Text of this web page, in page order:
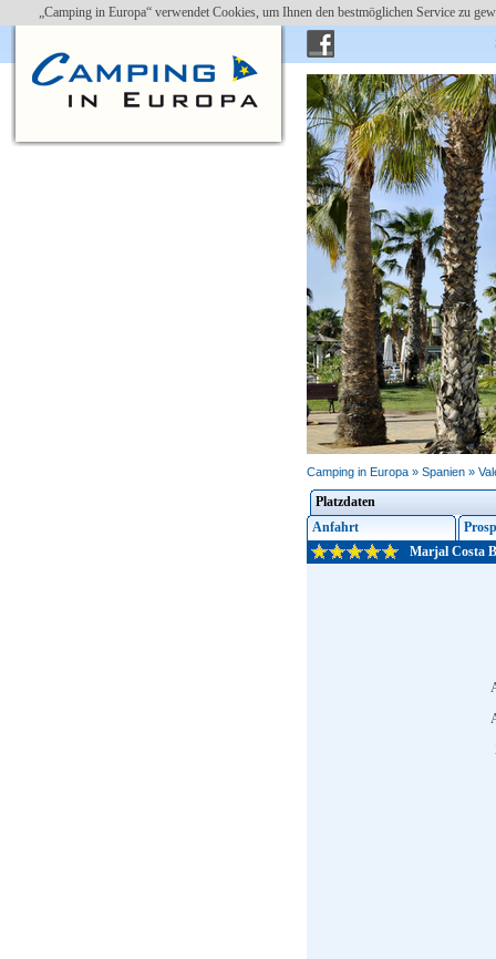
„Camping in Europa“ verwendet Cookies, um Ihnen den bestmöglichen Service zu
Marjal Costa Blanca
Camping in Europa » Spanien »
Platzdaten
Anfahrt
Marjal Costa